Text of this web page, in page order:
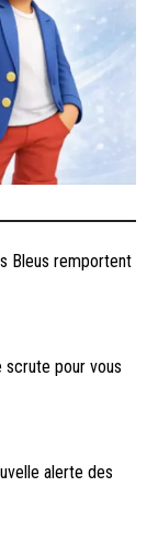
Bleus remportent
scrute pour vous
alerte des